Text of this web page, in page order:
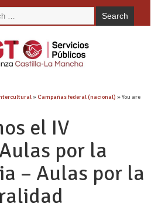
» Campañas federal (nacional) » You are
el IV
por la
– Aulas por la